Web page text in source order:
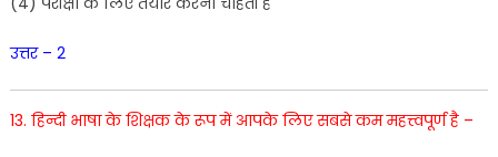
उत्तर – 2
13. हिन्दी भाषा केशिक्षककेरूपमें आपकेलिएसबसेकममहत्त्वपूर्ण है –